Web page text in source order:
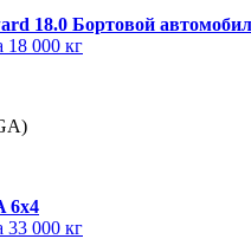
18.0 Бортовой
18 000 кг
6x4
33 000 кг